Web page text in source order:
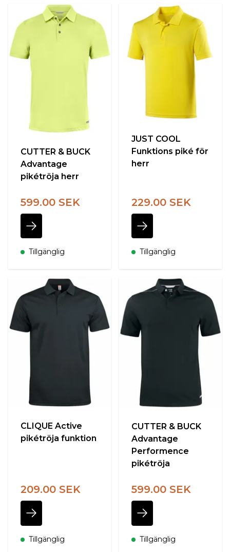
CUTTER & BUCK
Advantage
pikétröja herr
599.00 SEK
Tillgänglig
JUST COOL
Funktions piké för
herr
229.00 SEK
Tillgänglig
CLIQUE Active
pikétröja funktion
209.00 SEK
Tillgänglig
CUTTER & BUCK
Advantage
Performence
pikétröja
599.00 SEK
Tillgänglig